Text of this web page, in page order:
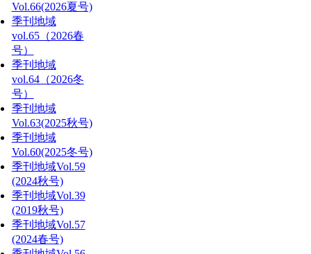
Vol.66(2026夏号)
季刊地域
vol.65（2026春
号）
季刊地域
vol.64（2026冬
号）
季刊地域
Vol.63(2025秋号)
季刊地域
Vol.60(2025冬号)
季刊地域Vol.59
(2024秋号)
季刊地域Vol.39
(2019秋号)
季刊地域Vol.57
(2024春号)